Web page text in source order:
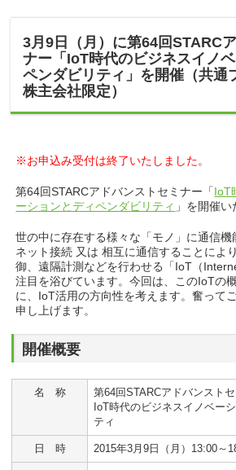
3月9日（月）に第64回STARC
ナー「IoT時代のビジネスイノ
ペンダビリティ」を開催（共通
株主会社限定）
※お申込み受付は終了いたしました。
第64回STARCアドバンストセミナー「IoT
ーションとディペンダビリティ 」を開催い
世の中に存在する様々な「モノ」に通信
ネット接続 又は 相互に通信することによ
御、遠隔計測などを行わせる「IoT（
注目を浴びています。今回は、このIoTの
に、IoT活用の方向性を考えます。奮って
申し上げます。
開催概要
名 称
第64回STARCアドバンスト
IoT時代のビジネスイノベー
ティ
日 時 2015年3月9日（月）13:00～